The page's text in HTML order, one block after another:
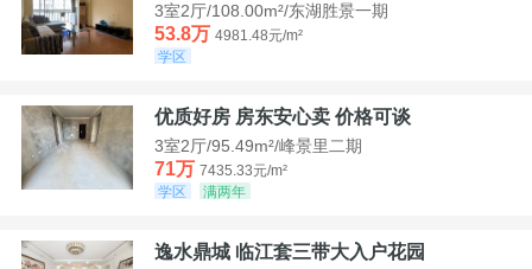
3室2厅/108.00m²/东湖胜景一期
53.8万 4981.48元/m²
学区
优质好房 房东安心卖 价格可谈
3室2厅/95.49m²/峰景里二期
71万 7435.33元/m²
学区
满两年
逸水鼎城 临江套三带大入户花园